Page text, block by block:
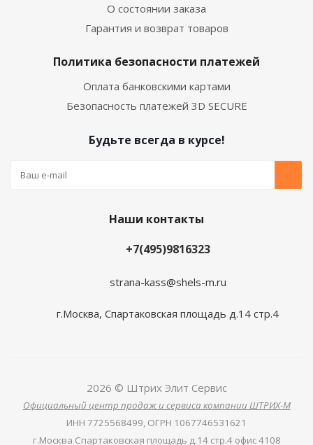
О состоянии заказа
Гарантия и возврат товаров
Политика безопасности платежей
Оплата банковскими картами
Безопасность платежей 3D SECURE
Будьте всегда в курсе!
Наши контакты
+7(495)9816323
strana-kass@shels-m.ru
г.Москва, Спартаковская площадь д.14 стр.4
2026 © Штрих Элит Сервис
Официальный центр продаж и сервиса компании ШТРИХ-М
ИНН 7725568499, ОГРН 1067746531621
г.Москва Спартаковская площадь д.14 стр.4 офис 4108